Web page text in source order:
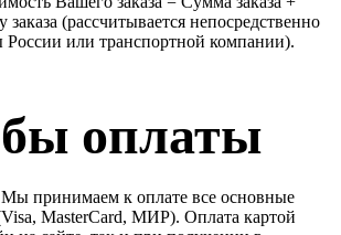
заказа (рассчитывается непосредственно
России или транспортной компании).
оплаты
Мы принимаем к оплате все основные
(Visa, MasterCard, МИР). Оплата картой